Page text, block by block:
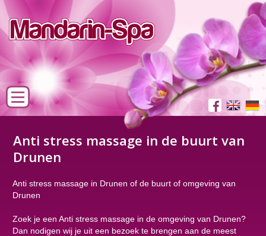
Anti stress massage in de buurt van
Drunen
Anti stress massage in Drunen of de buurt of omgeving van
Drunen
Zoek je een Anti stress massage in de omgeving van Drunen?
Dan nodigen wij je uit een bezoek te brengen aan de meest